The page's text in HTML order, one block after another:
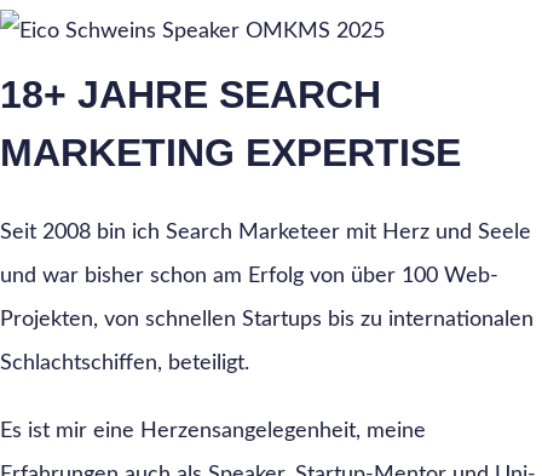
18+ JAHRE SEARCH
MARKETING EXPERTISE
Seit 2008 bin ich Search Marketeer mit Herz und Seele
und war bisher schon am Erfolg von über 100 Web-
Projekten, von schnellen Startups bis zu internationalen
Schlachtschiffen, beteiligt.
Es ist mir eine Herzensangelegenheit, meine